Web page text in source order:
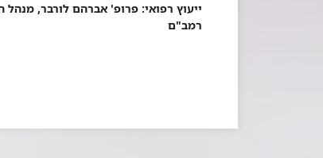
ייעוץ רפואי: פרופ' אברהם לורבר, מנהל
רמב"ם